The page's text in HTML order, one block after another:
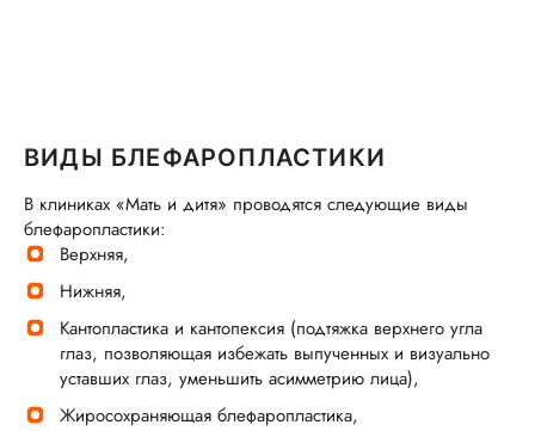
ВИДЫ БЛЕФАРОПЛАСТИКИ
В клиниках «Мать и дитя» проводятся следующие виды
блефаропластики:
Верхняя,
Нижняя,
Кантопластика и кантопексия (подтяжка верхнего угла
глаз, позволяющая избежать выпученных и визуально
уставших глаз, уменьшить асимметрию лица),
Жиросохраняющая блефаропластика,